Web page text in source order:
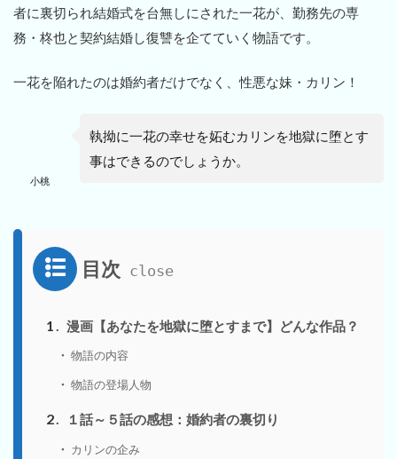
者に裏切られ結婚式を台無しにされた一花が、勤務先の専
務・柊也と契約結婚し復讐を企てていく物語です。
一花を陥れたのは婚約者だけでなく、性悪な妹・カリン！
小桃
執拗に一花の幸せを妬むカリンを地獄に堕とす
事はできるのでしょうか。
目次
1 漫画【あなたを地獄に堕とすまで】どんな作品？
物語の内容
物語の登場人物
2 １話～５話の感想：婚約者の裏切り
カリンの企み